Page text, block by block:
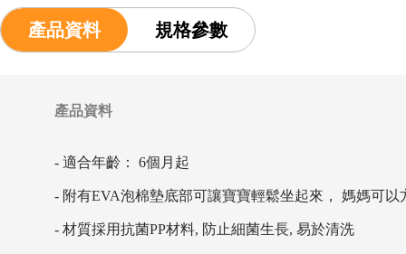
產品資料 規格參數
產品資料
- 適合年齡： 6個月起
- 附有EVA泡棉墊底部可讓寶寶輕鬆坐起來， 媽媽可
- 材質採用抗菌PP材料, 防止細菌生長, 易於清洗